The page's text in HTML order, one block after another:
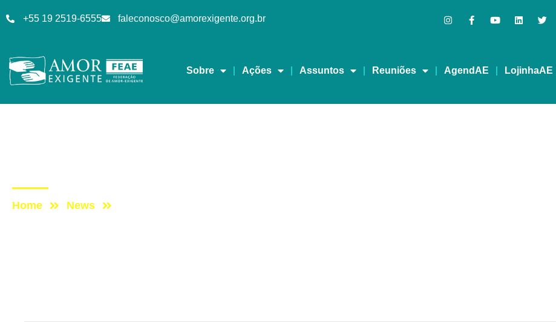
+55 19 2519-6555 faleconosco@amorexigente.org.br
Sobre Ações Assuntos Reuniões AgendAE LojinhaAE
Home News